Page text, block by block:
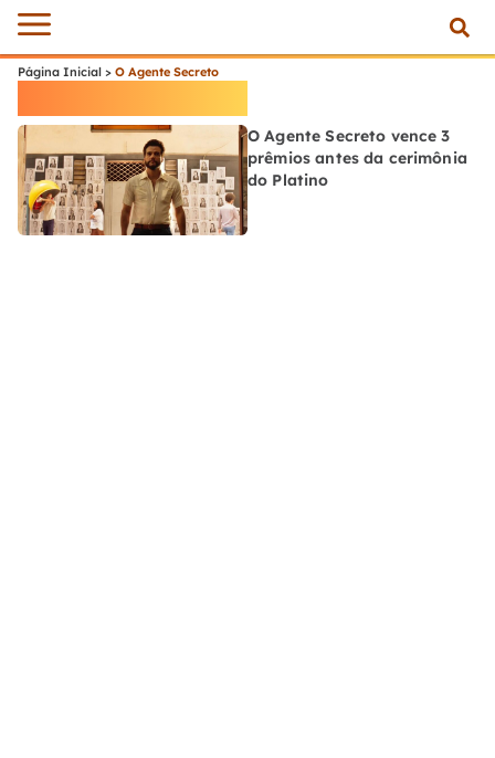
Página Inicial > O Agente Secreto
O Agente Secreto vence 3
prêmios antes da cerimônia
do Platino